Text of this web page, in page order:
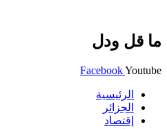
ما قل ودل
FacebookYoutube
الرئيسية
الجزائر
إقتصاد